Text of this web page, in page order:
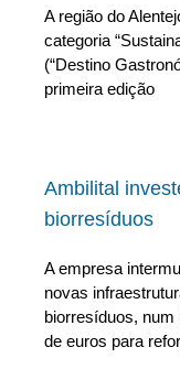
A região do
categoria
(“Destino
primeira edição
Ambilital
biorresíduos
A empresa
novas
biorresíduos, num
de euros para